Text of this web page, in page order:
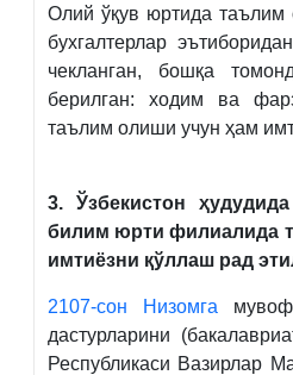
таҳрирдаги
171-
Олий ўқув юртида таълим
бухгалтерлар
чекланган, бошқа
берилган: ходим ва
таълим олиши учун ҳам
3. Ўзбекистон
билим юрти филиалида
имтиёзни қўллаш рад
2107-сон Низомга
дастурларини
Республикаси Вазирлар